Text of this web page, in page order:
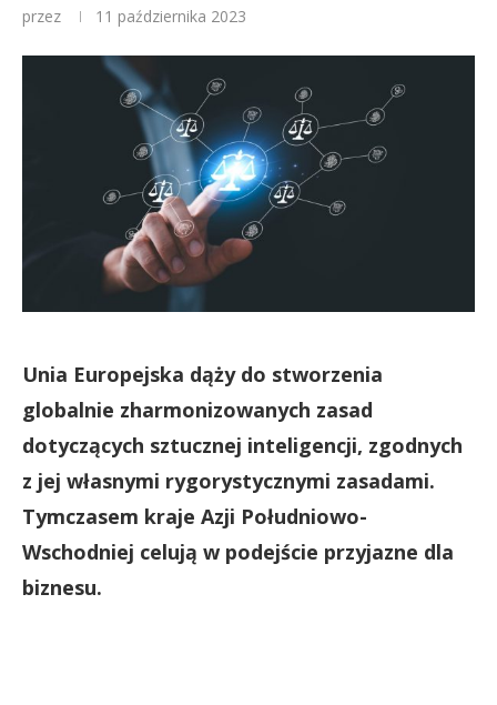
przez 11 października 2023
Unia Europejska dąży do stworzenia
globalnie zharmonizowanych zasad
dotyczących sztucznej inteligencji, zgodnych
z jej własnymi rygorystycznymi zasadami.
Tymczasem kraje Azji Południowo-
Wschodniej celują w podejście przyjazne dla
biznesu.